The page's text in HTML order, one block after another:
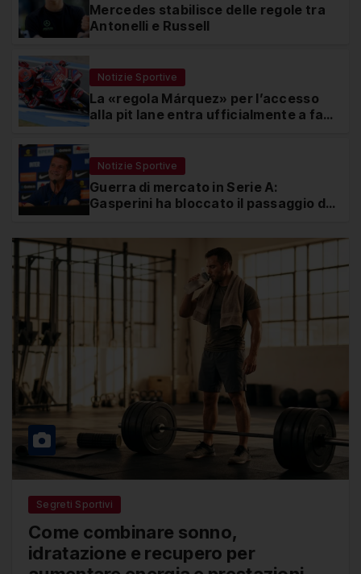
Mercedes stabilisce delle regole tra
Antonelli e Russell
Notizie Sportive
La «regola Márquez» per l’accesso
alla pit lane entra ufficialmente a far
Notizie Sportive
Guerra di mercato in Serie A:
Gasperini ha bloccato il passaggio di
Chivu
Segreti Sportivi
Come combinare sonno,
idratazione e recupero per